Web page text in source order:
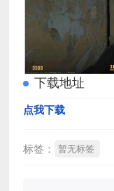
下载地址
点我下载
标签： 暂无标签